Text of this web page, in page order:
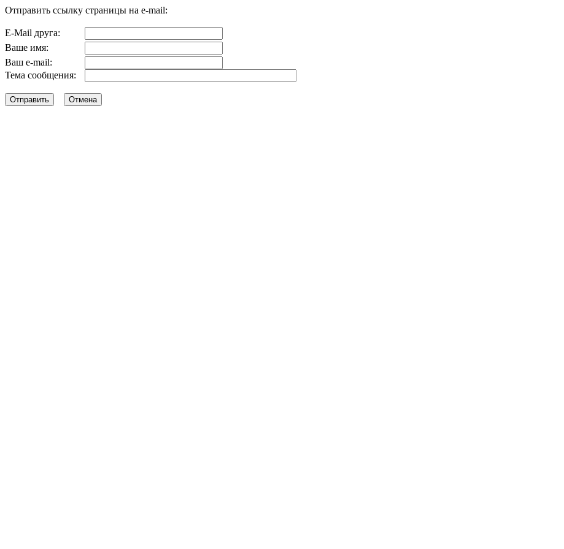
Отправить ссылку страницы на e-mail:
E-Mail друга:
Ваше имя:
Ваш e-mail:
Тема сообщения: